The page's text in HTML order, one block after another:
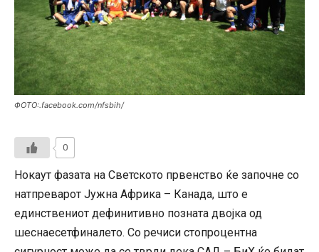
ФОТО:.facebook.com/nfsbih/
0
Нокаут фазата на Светското првенство ќе започне со
натпреварот Јужна Африка – Канада, што е
единствениот дефинитивно позната двојка од
шеснаесетфиналето. Со речиси стопроцентна